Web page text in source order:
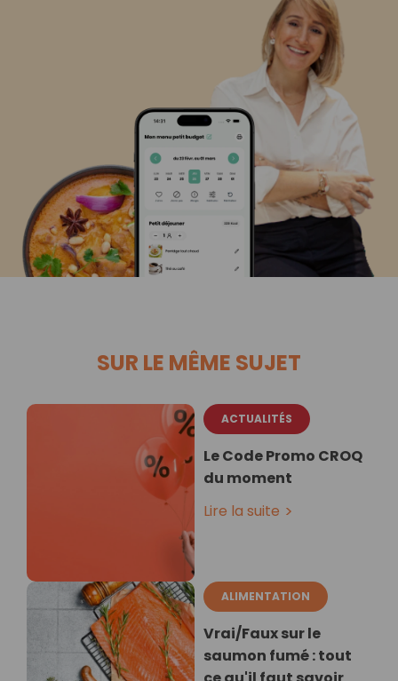
SUR LE MÊME SUJET
ACTUALITÉS
Le Code Promo CROQ
du moment
Lire la suite
ALIMENTATION
Vrai/Faux sur le
saumon fumé : tout